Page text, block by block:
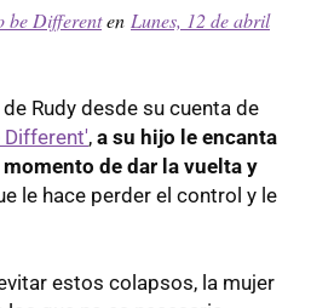
be Differenten Lunes, 12 de abril
Rudy desde su cuenta de
, a su hijo le encanta
de dar la vuelta y
le hace perder el control y le
estos colapsos, la mujer